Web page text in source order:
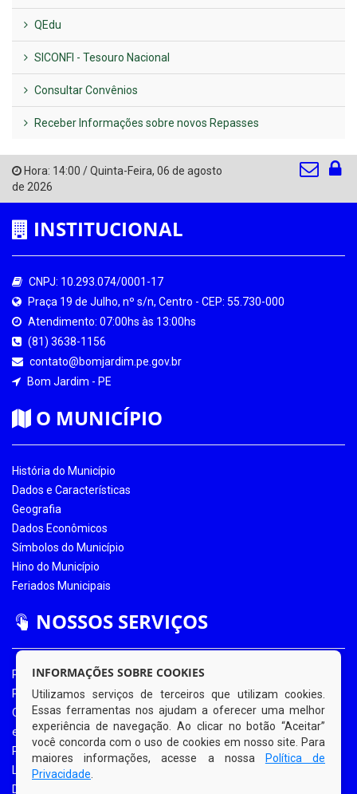
QEdu
SICONFI - Tesouro Nacional
Consultar Convênios
Receber Informações sobre novos Repasses
Hora: 14:00 /Quinta-Feira, 06 de agosto
de 2026
INSTITUCIONAL
CNPJ: 10.293.074/0001-17
Praça 19 de Julho, nº s/n, Centro - CEP: 55.730-000
Atendimento: 07:00hs às 13:00hs
(81) 3638-1156
contato@bomjardim.pe.gov.br
Bom Jardim - PE
O MUNICÍPIO
História do Município
Dados e Características
Geografia
Dados Econômicos
Símbolos do Município
Hino do Município
Feriados Municipais
NOSSOS SERVIÇOS
Portal da Transparência
Portal da Transparência COVID-19
Ouvidoria Eletrônica
e-SIC
Processos de Licitação
Licitações em Andamento
Diário Oficial
INFORMAÇÕES SOBRE COOKIES
Utilizamos serviços de terceiros que utilizam cookies.
Essas ferramentas nos ajudam a oferecer uma melhor
experiência de navegação. Ao clicar no botão “Aceitar”
você concorda com o uso de cookies em nosso site. Para
maiores informações, acesse a nossa
Política de
Privacidade